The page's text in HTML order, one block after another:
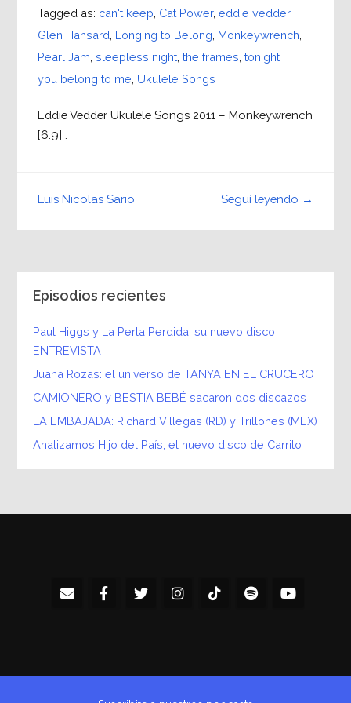
Tagged as: can't keep Cat Power, eddie vedder,
Glen Hansard Longing to Belong Monkeywrench
Pearl Jam sleepless night, the frames tonight
you belong to me Ukulele Songs
Eddie Vedder Ukulele Songs 2011 – Monkeywrench
[6.9] .
Seguí leyendo →
Luis Nicolas Sario
Episodios recientes
Paul Higgs y La Perla Perdida, su nuevo disco
ENTREVISTA
Juana Rozas: el universo de TANYA EN EL CRUCERO
CAMIONERO y BESTIA BEBÉ sacaron dos discazos
LA EMBAJADA: Richard Villegas (RD) y Trillones (MEX)
Analizamos Hijo del País, el nuevo disco de Carrito